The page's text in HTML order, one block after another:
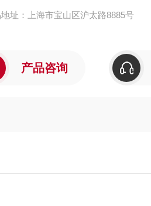
址：上海市宝山区沪太路8885号
产品咨询